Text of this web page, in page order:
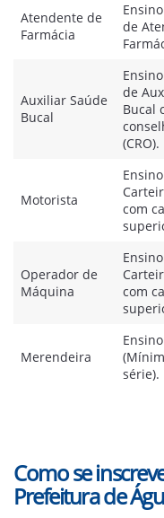
Atendente de
Farmácia
de
Auxiliar Saúde
Bucal
de
Bucal
(CRO).
Motorista
com
Operador de
Máquina
com
Merendeira
série).
Como se
Prefeitura de